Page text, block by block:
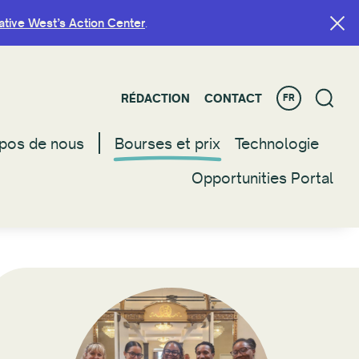
West’s Action Center.
RÉDACTION CONTACT FR
de nous Bourses et prix
Technologie
Opportunities Portal
West’s Action Center.
RÉDACTION CONTACT FR
de nous Bourses et prix
Technologie
Opportunities Portal